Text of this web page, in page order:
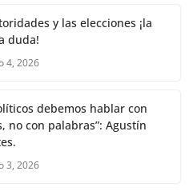
y las elecciones ¡la
duda!
4, 2026
debemos hablar con
no con palabras”: Agustín
3, 2026